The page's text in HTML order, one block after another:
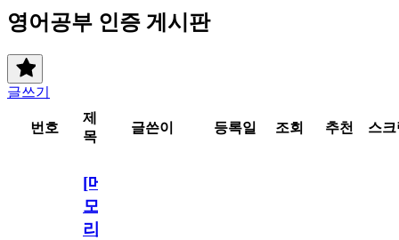
영어공부 인증 게시판
글쓰기
번호
제
목
글쓴이 등록일 조회 추천 스
[메
모
리